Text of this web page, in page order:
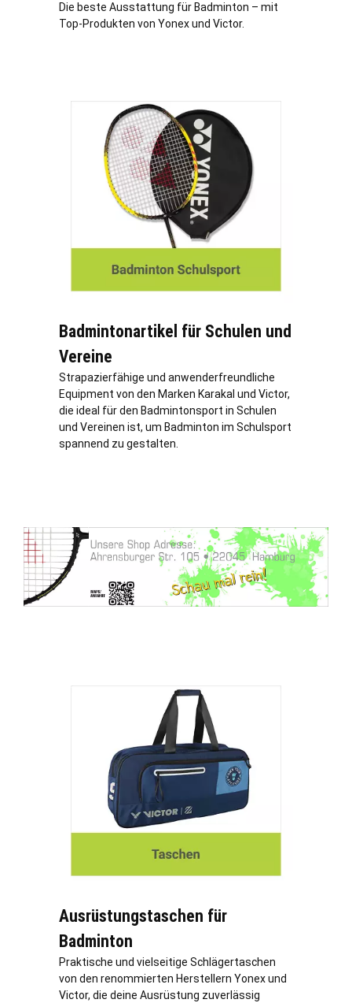
Die beste Ausstattung für Badminton – mit
Top-Produkten von Yonex und Victor.
Badmintonartikel für Schulen und
Vereine
Strapazierfähige und anwenderfreundliche
Equipment von den Marken Karakal und Victor,
die ideal für den Badmintonsport in Schulen
und Vereinen ist, um Badminton im Schulsport
spannend zu gestalten.
Ausrüstungstaschen für
Badminton
Praktische und vielseitige Schlägertaschen
von den renommierten Herstellern Yonex und
Victor, die deine Ausrüstung zuverlässig